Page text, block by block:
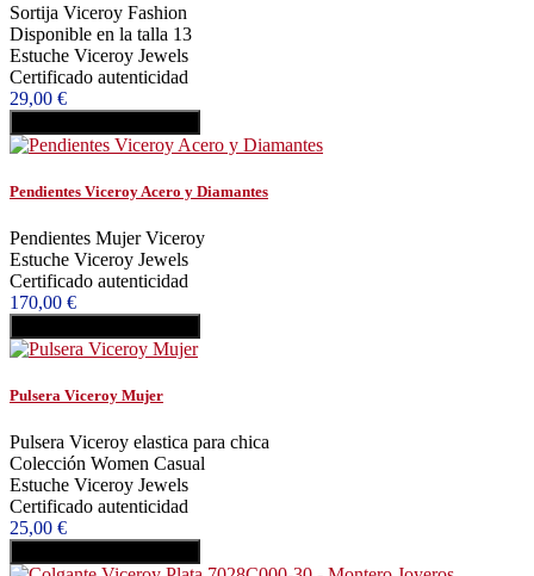
Sortija Viceroy Fashion
Disponible en la talla 13
Estuche Viceroy Jewels
Certificado autenticidad
29,00 €
Pendientes Viceroy Acero y Diamantes
Pendientes Mujer Viceroy
Estuche Viceroy Jewels
Certificado autenticidad
170,00 €
Pulsera Viceroy Mujer
Pulsera Viceroy elastica para chica
Colección Women Casual
Estuche Viceroy Jewels
Certificado autenticidad
25,00 €